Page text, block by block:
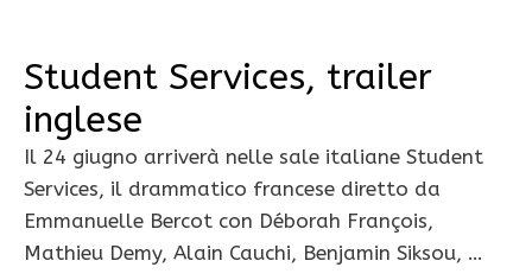
Student Services, trailer
inglese
Il 24 giugno arriverà nelle sale italiane Student
Services, il drammatico francese diretto da
Emmanuelle Bercot con Déborah François,
Mathieu Demy, Alain Cauchi, Benjamin Siksou, …